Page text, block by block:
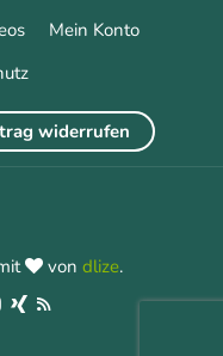
Mein Konto
widerrufen
von dlize.